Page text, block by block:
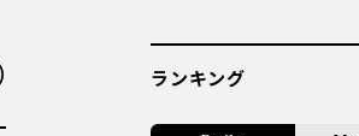
ランキング